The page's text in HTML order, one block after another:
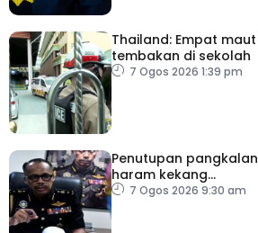
Thailand: Empat maut
tembakan di sekolah
7 Ogos 2026 1:39 pm
Penutupan pangkalan
haram kekang
penyeludupan di
7 Ogos 2026 9:30 am